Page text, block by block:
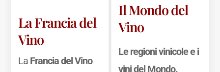
La Francia del
Vino
La Francia del Vino
Il Mondo del
Vino
Le regioni vinicole e i
vini del Mondo.